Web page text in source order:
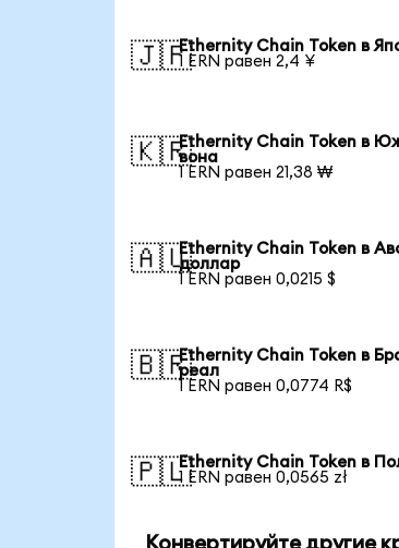
🇯🇵Ethernity Chain Token в
1 ERN равен 2,4 ¥
🇰🇷Ethernity Chain Token в
вона
1 ERN равен 21,38 ₩
🇦🇺Ethernity Chain Token в
доллар
1 ERN равен 0,0215 $
🇧🇷Ethernity Chain Token в
реал
1 ERN равен 0,0774 R$
🇵🇱Ethernity Chain Token в
1 ERN равен 0,0565 zł